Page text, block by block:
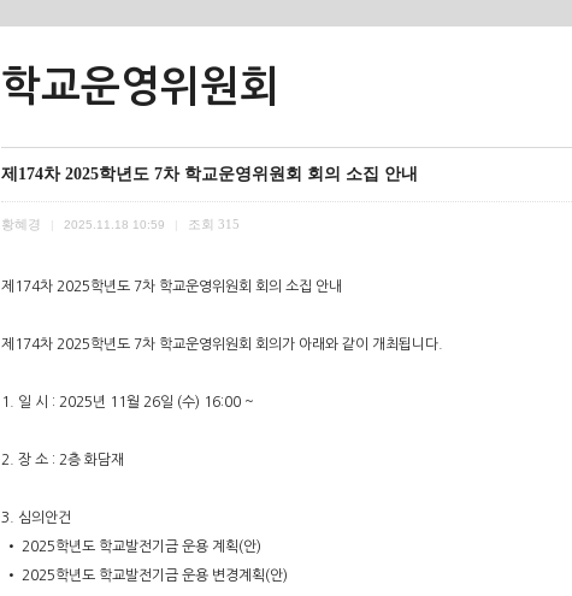
학교운영위원회
제174차 2025학년도 7차 학교운영위원회 회의 소집 안내
황혜경 2025.11.18 10:59 조회 315
제174차 2025학년도 7차 학교운영위원회 회의 소집 안내
제174차 2025학년도 7차 학교운영위원회 회의가 아래와 같이 개최됩니다.
1. 일 시 : 2025년 11월 26일 (수) 16:00 ~
2. 장 소 : 2층 화담재
3. 심의안건
• 2025학년도 학교발전기금 운용 계획(안)
• 2025학년도 학교발전기금 운용 변경계획(안)